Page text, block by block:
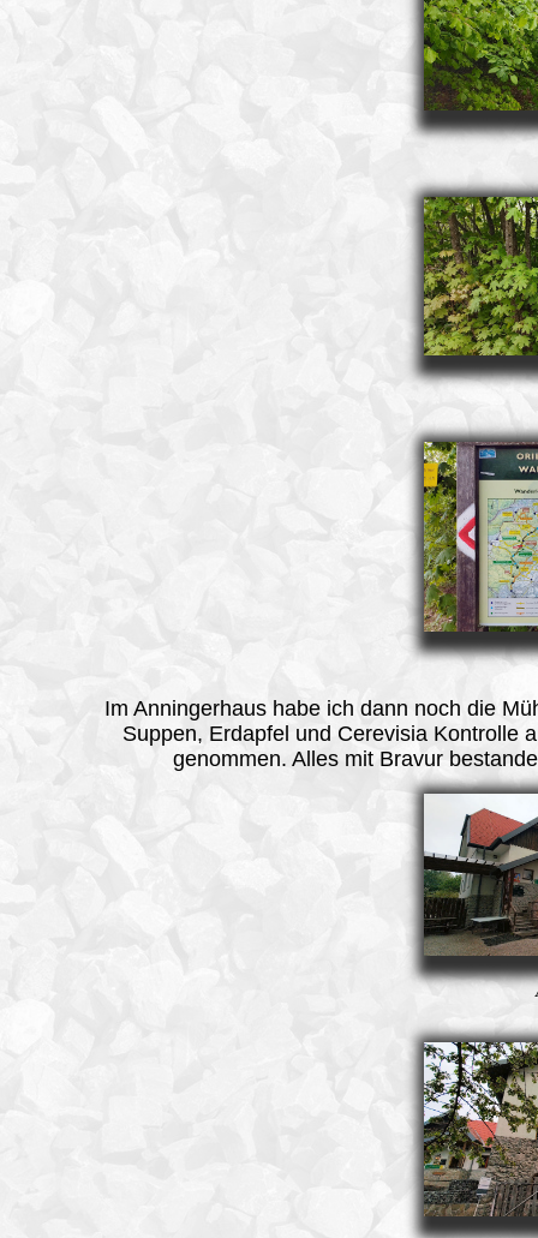
Im Anningerhaus habe ich dann noch die
Suppen, Erdapfel und Cerevisia Kontrolle
genommen. Alles mit Bravur